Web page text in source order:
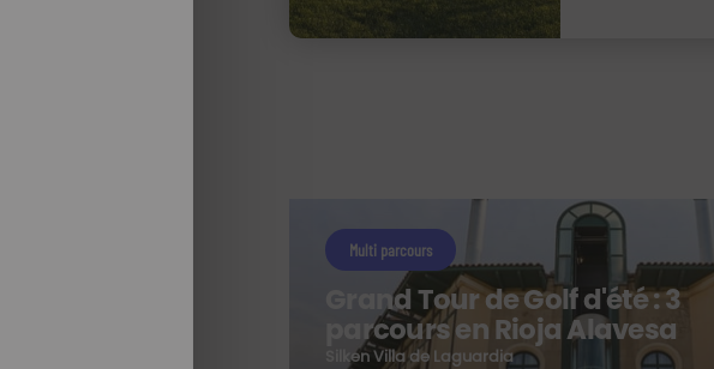
Multi parcours
Grand Tour de Golf d'été : 3
parcours en Rioja Alavesa
Silken Villa de Laguardia